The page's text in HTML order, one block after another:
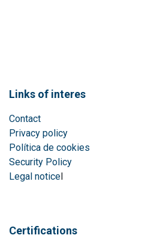
Links of interes
Contact
Privacy policy
Política de cookies
Security Policy
Legal notice
Certifications